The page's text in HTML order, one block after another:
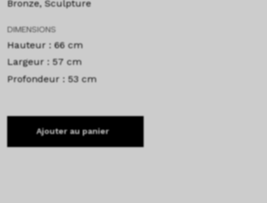
Bronze, Sculpture
DIMENSIONS
Hauteur : 66 cm
Largeur : 57 cm
Profondeur : 53 cm
Ajouter au panier